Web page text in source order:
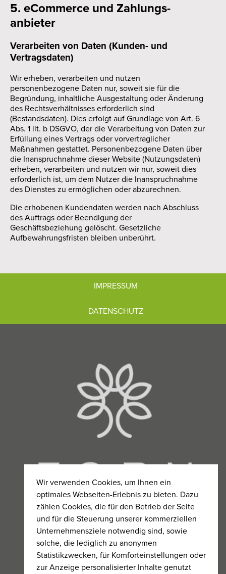
5. eCommerce und Zahlungs­
anbieter
Verarbeiten von Daten (Kunden- und
Vertragsdaten)
Wir erheben, verarbeiten und nutzen
personenbezogene Daten nur, soweit sie für die
Begründung, inhaltliche Ausgestaltung oder Änderung
des Rechtsverhältnisses erforderlich sind
(Bestandsdaten). Dies erfolgt auf Grundlage von Art. 6
Abs. 1 lit. b DSGVO, der die Verarbeitung von Daten zur
Erfüllung eines Vertrags oder vorvertraglicher
Maßnahmen gestattet. Personenbezogene Daten über
die Inanspruchnahme dieser Website (Nutzungsdaten)
erheben, verarbeiten und nutzen wir nur, soweit dies
erforderlich ist, um dem Nutzer die Inanspruchnahme
des Dienstes zu ermöglichen oder abzurechnen.
Die erhobenen Kundendaten werden nach Abschluss
des Auftrags oder Beendigung der
Geschäftsbeziehung gelöscht. Gesetzliche
Aufbewahrungsfristen bleiben unberührt.
IMPRESSUM
DATENSCHUTZ
Wir verwenden Cookies, um Ihnen ein
optimales Webseiten-Erlebnis zu bieten. Dazu
zählen Cookies, die für den Betrieb der Seite
und für die Steuerung unserer kommerziellen
Unternehmensziele notwendig sind, sowie
solche, die lediglich zu anonymen
Statistikzwecken, für Komforteinstellungen oder
zur Anzeige personalisierter Inhalte genutzt